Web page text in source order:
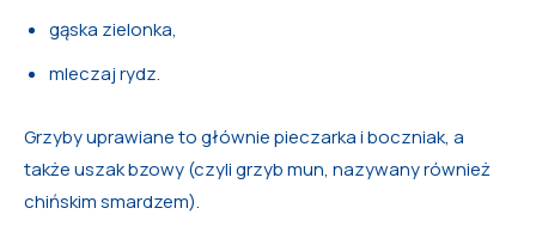
gąska zielonka,
mleczaj rydz.
Grzyby uprawiane to głównie pieczarka i boczniak, a
także uszak bzowy (czyli grzyb mun, nazywany również
chińskim smardzem).